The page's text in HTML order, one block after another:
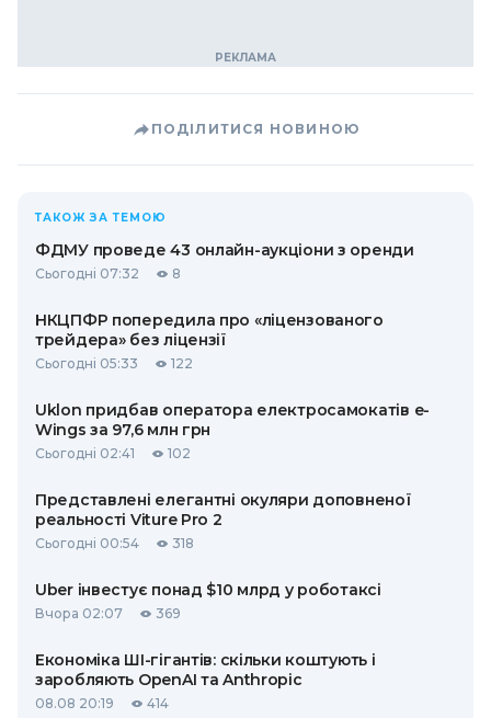
ПОДІЛИТИСЯ НОВИНОЮ
ТАКОЖ ЗА ТЕМОЮ
ФДМУ проведе 43 онлайн-аукціони з оренди
Сьогодні 07:32 8
НКЦПФР попередила про «ліцензованого
трейдера» без ліцензії
Сьогодні 05:33 122
Uklon придбав оператора електросамокатів e-
Wings за 97,6 млн грн
Сьогодні 02:41 102
Представлені елегантні окуляри доповненої
реальності Viture Pro 2
Сьогодні 00:54 318
Uber інвестує понад $10 млрд у роботаксі
Вчора 02:07 369
Економіка ШІ-гігантів: скільки коштують і
заробляють OpenAI та Anthropic
08.08 20:19 414